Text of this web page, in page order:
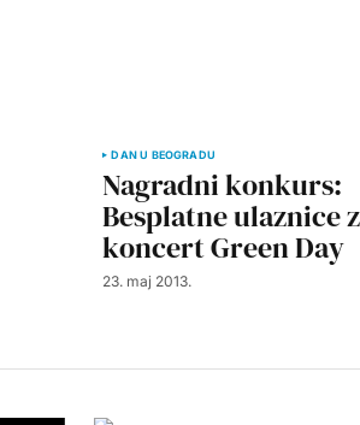
DAN U BEOGRADU
Nagradni konkurs:
Besplatne ulaznice
koncert Green Day
23. maj 2013.